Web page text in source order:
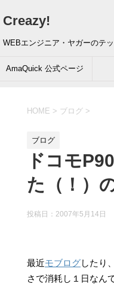
Creazy!
WEBエンジニア・ヤガーのテ
AmaQuick 公式ページ
HOME > ブログ >
ブログ
ドコモ
た（！）
投稿日： 2007年5月14日
最近モブログしたり
さで消耗し１日なん